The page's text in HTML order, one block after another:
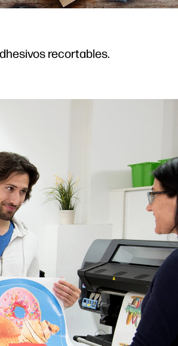
recortables.